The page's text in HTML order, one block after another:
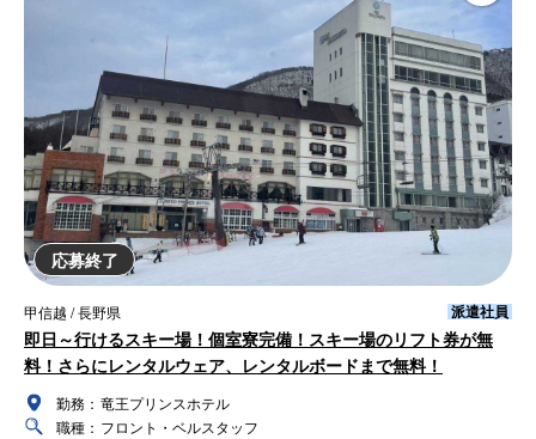
応募終了
甲信越 / 長野県 派遣社員
即日～行けるスキー場！個室寮完備！スキー場のリフト券が無
料！さらにレンタルウェア、レンタルボードまで無料！
勤務： 竜王プリンスホテル
職種： フロント・ベルスタッフ